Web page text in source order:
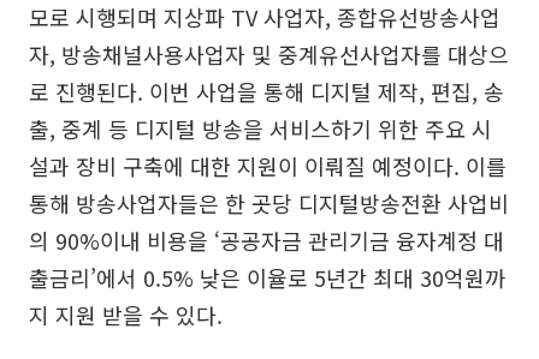
모로 시행되며 지상파 TV 사업자, 종합유선방송사업
자, 방송채널사용사업자 및 중계유선사업자를 대상으
로 진행된다. 이번 사업을 통해 디지털 제작, 편집, 송
출, 중계 등 디지털 방송을 서비스하기 위한 주요 시
설과 장비 구축에 대한 지원이 이뤄질 예정이다. 이를
통해 방송사업자들은 한 곳당 디지털방송전환 사업비
의 90%이내 비용을 ‘공공자금 관리기금 융자계정 대
출금리’에서 0.5% 낮은 이율로 5년간 최대 30억원까
지 지원 받을 수 있다.